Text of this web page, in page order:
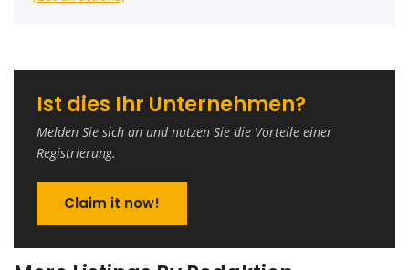
Ist dies Ihr Unternehmen?
Melden Sie sich an und nutzen Sie die Vorteile einer
Registrierung.
Claim it now!